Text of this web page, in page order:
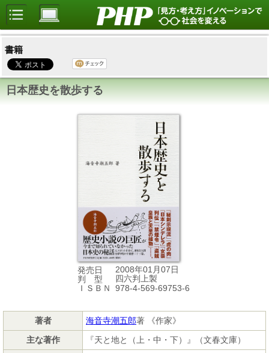
書籍
日本歴史を散歩する
発売日
2008年01月07日
判 型
四六判上製
ＩＳＢＮ
978-4-569-69753-6
著者 海音寺潮五郎著 《作家》
主な著作
『天と地と（上・中・下）』（文春文庫）